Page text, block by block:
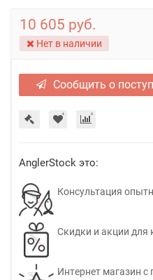
10 605 руб.
Нет в наличии
Сообщить о
AnglerStock это:
Консультация
Скидки и акции для
Интернет магазин